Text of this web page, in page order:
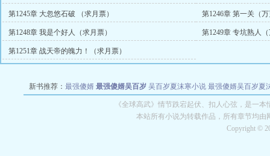
第1245章 大忽悠石破 （求月票） 第1246章 第一关（
第1248章 我是个好人（求月票） 第1249章 专坑熟人
第1251章 战天帝的魄力！（求月票）
新书推荐： 最强傻婿 最强傻婿吴百岁 吴百岁夏沫寒小说 最强傻婿吴百岁夏
《全球高武》情节跌宕起伏、扣人心弦，是一
本站所有小说为转载作品，所有章节均
Copyright ©